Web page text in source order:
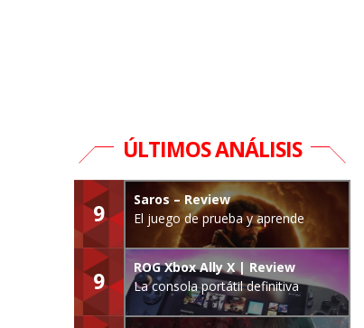
ÚLTIMOS ANÁLISIS
9
Saros – Review
El juego de prueba y aprende
9
ROG Xbox Ally X | Review
La consola portátil definitiva